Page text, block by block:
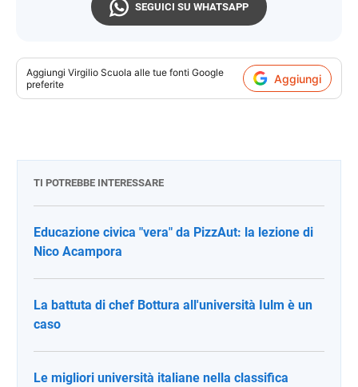
SEGUICI SU WHATSAPP
Aggiungi Virgilio Scuola alle tue fonti Google
preferite
Aggiungi
TI POTREBBE INTERESSARE
Educazione civica "vera" da PizzAut: la lezione di
Nico Acampora
La battuta di chef Bottura all'università Iulm è un
caso
Le migliori università italiane nella classifica